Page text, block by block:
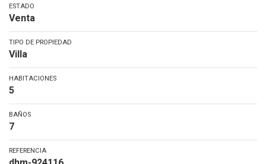
ESTADO
Venta
TIPO DE PROPIEDAD
Villa
HABITACIONES
5
BAÑOS
7
REFERENCIA